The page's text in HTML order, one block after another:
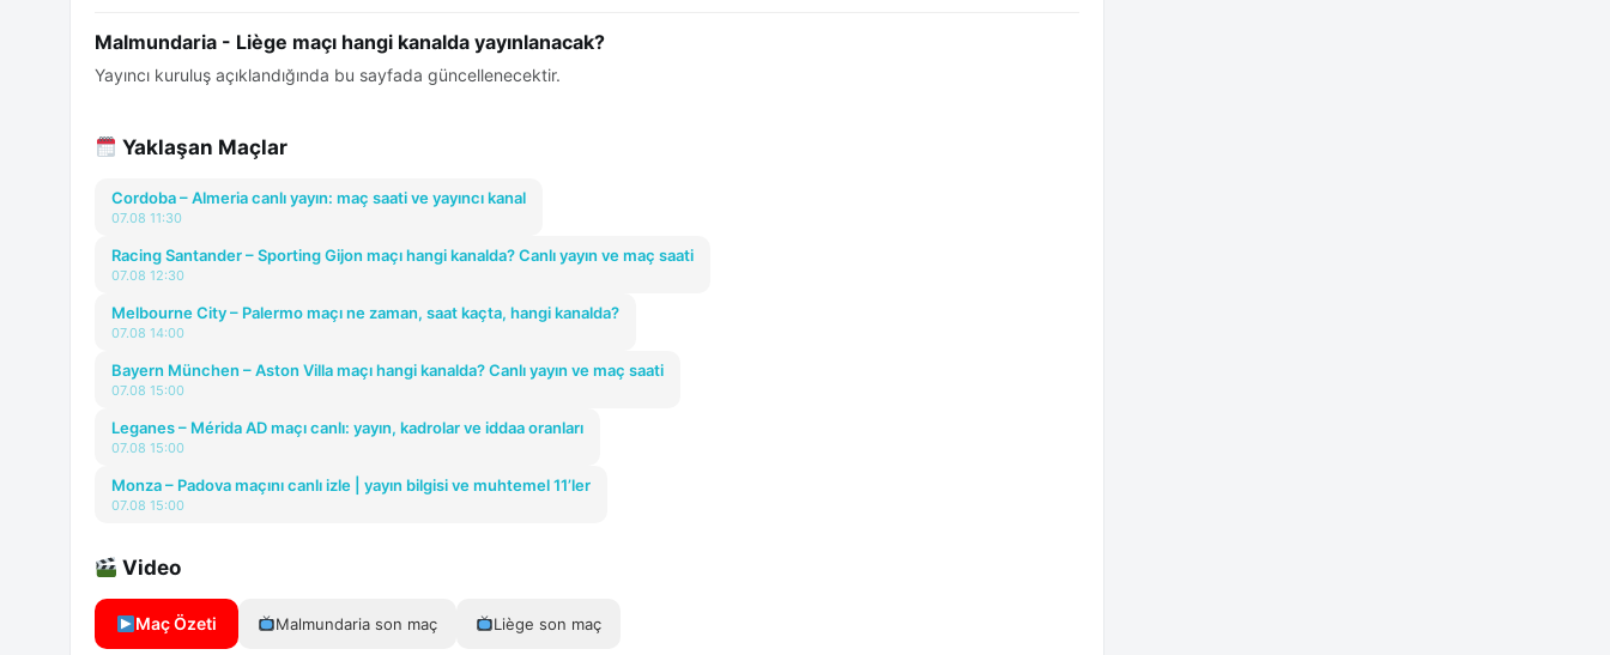
Malmundaria - Liège maçı hangi kanalda yayınlanacak?
Yayıncı kuruluş açıklandığında bu sayfada güncellenecektir.
Yaklaşan Maçlar
Cordoba – Almeria canlı yayın: maç saati ve yayıncı kanal
07.08 11:30
Racing Santander – Sporting Gijon maçı hangi kanalda? Canlı yayın ve maç saati
07.08 12:30
Melbourne City – Palermo maçı ne zaman, saat kaçta, hangi kanalda?
07.08 14:00
Bayern München – Aston Villa maçı hangi kanalda? Canlı yayın ve maç saati
07.08 15:00
Leganes – Mérida AD maçı canlı: yayın, kadrolar ve iddaa oranları
07.08 15:00
Monza – Padova maçını canlı izle | yayın bilgisi ve muhtemel 11’ler
07.08 15:00
Video
Maç Özeti Malmundaria son maç Liège son maç